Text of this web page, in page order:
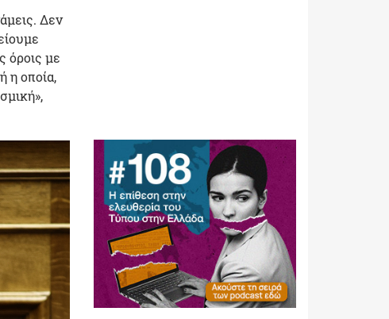
Δεν
όροις με
η οποία,